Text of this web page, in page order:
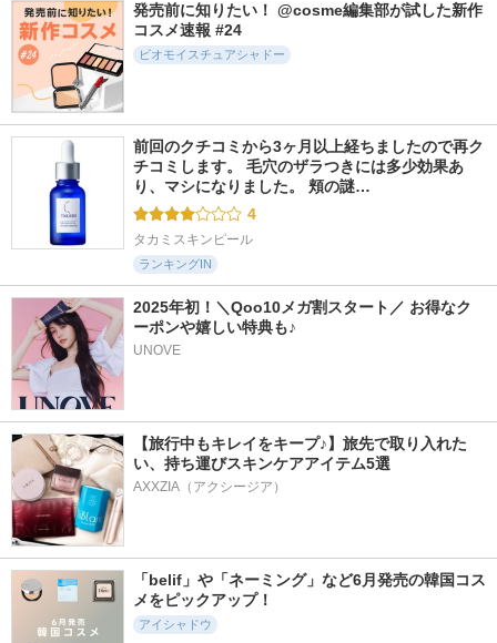
発売前に知りたい！ @cosme編集部が試した新作
コスメ速報 #24
ビオモイスチュアシャドー
前回のクチコミから3ヶ月以上経ちましたので再ク
チコミします。 毛穴のザラつきには多少効果あ
り、マシになりました。 頬の謎…
4
タカミスキンピール
ランキングIN
2025年初！＼Qoo10メガ割スタート／ お得なク
ーポンや嬉しい特典も♪
UNOVE
【旅行中もキレイをキープ♪】旅先で取り入れた
い、持ち運びスキンケアアイテム5選
AXXZIA（アクシージア）
「belif」や「ネーミング」など6月発売の韓国コス
メをピックアップ！
アイシャドウ